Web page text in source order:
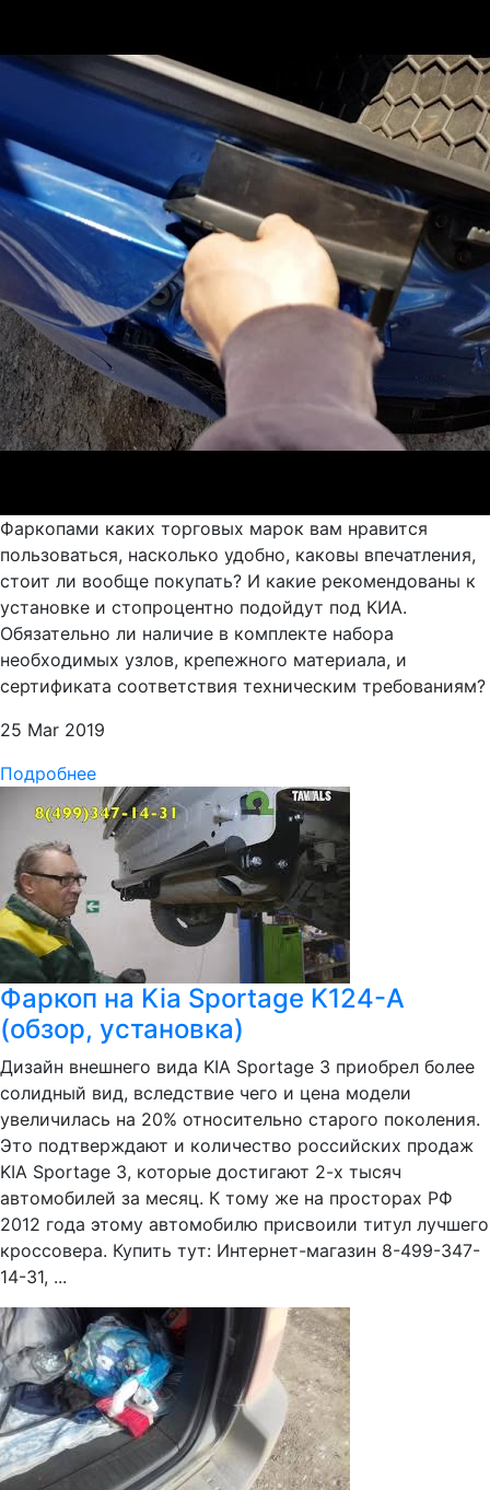
Фаркопами каких торговых марок вам нравится
пользоваться, насколько удобно, каковы впечатления,
стоит ли вообще покупать? И какие рекомендованы к
установке и стопроцентно подойдут под КИА.
Обязательно ли наличие в комплекте набора
необходимых узлов, крепежного материала, и
сертификата соответствия техническим требованиям?
25 Mar 2019
Подробнее
Фаркоп на Kia Sportage K124-A
(обзор, установка)
Дизайн внешнего вида KIA Sportage 3 приобрел более
солидный вид, вследствие чего и цена модели
увеличилась на 20% относительно старого поколения.
Это подтверждают и количество российских продаж
KIA Sportage 3, которые достигают 2-х тысяч
автомобилей за месяц. К тому же на просторах РФ
2012 года этому автомобилю присвоили титул лучшего
кроссовера. Купить тут: Интернет-магазин 8-499-347-
14-31, ...